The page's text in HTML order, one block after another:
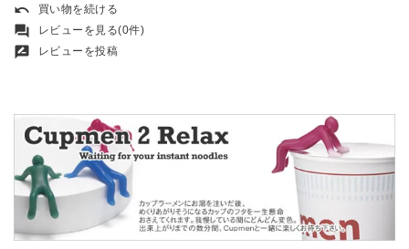
undo 買い物を続ける
forum レビューを見る(0件)
rate_review レビューを投稿